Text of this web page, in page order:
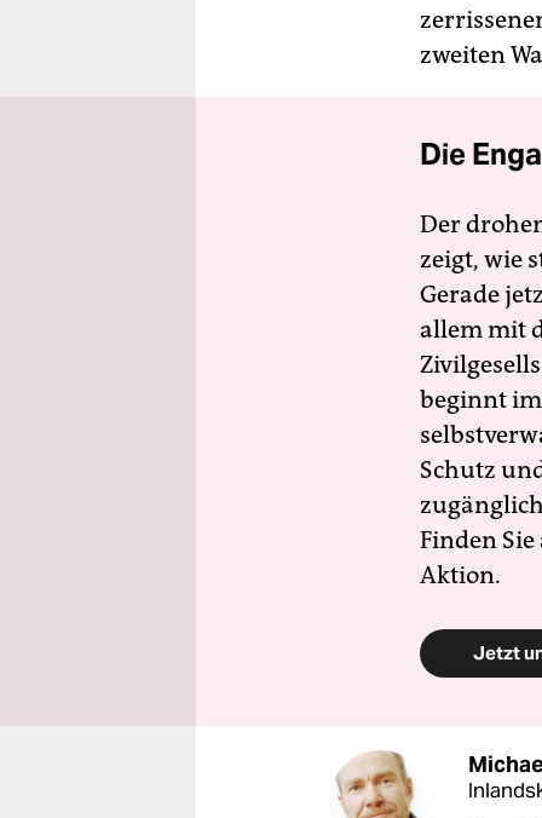
zweiten
Die
Der
zeigt, wie
Gerade
allem mit
beginnt
Schutz
Finden
Aktion.
Jetzt